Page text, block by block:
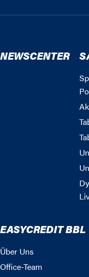
NEWSCENTER
EASYCREDIT BBL
Über Uns
Office-Team